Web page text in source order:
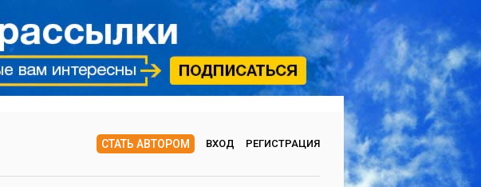
СТАТЬ АВТОРОМ ВХОД РЕГИСТРАЦИЯ